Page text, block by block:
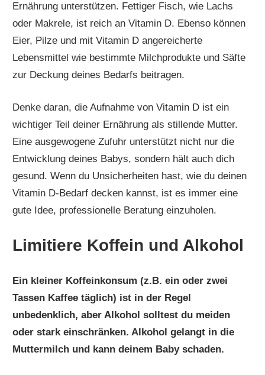
Ernährung unterstützen. Fettiger Fisch, wie Lachs
oder Makrele, ist reich an Vitamin D. Ebenso können
Eier, Pilze und mit Vitamin D angereicherte
Lebensmittel wie bestimmte Milchprodukte und Säfte
zur Deckung deines Bedarfs beitragen.
Denke daran, die Aufnahme von Vitamin D ist ein
wichtiger Teil deiner Ernährung als stillende Mutter.
Eine ausgewogene Zufuhr unterstützt nicht nur die
Entwicklung deines Babys, sondern hält auch dich
gesund. Wenn du Unsicherheiten hast, wie du deinen
Vitamin D-Bedarf decken kannst, ist es immer eine
gute Idee, professionelle Beratung einzuholen.
Limitiere Koffein und Alkohol
Ein kleiner Koffeinkonsum (z.B. ein oder zwei
Tassen Kaffee täglich) ist in der Regel
unbedenklich, aber Alkohol solltest du meiden
oder stark einschränken. Alkohol gelangt in die
Muttermilch und kann deinem Baby schaden.